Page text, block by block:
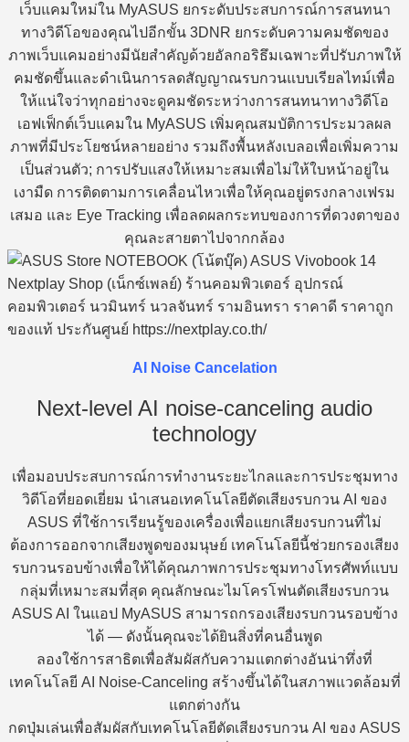
เว็บแคมใหม่ใน MyASUS ยกระดับประสบการณ์การสนทนา
ทางวิดีโอของคุณไปอีกขั้น 3DNR ยกระดับความคมชัดของ
ภาพเว็บแคมอย่างมีนัยสำคัญด้วยอัลกอริธึมเฉพาะที่ปรับภาพให้
คมชัดขึ้นและดำเนินการลดสัญญาณรบกวนแบบเรียลไทม์เพื่อ
ให้แน่ใจว่าทุกอย่างจะดูคมชัดระหว่างการสนทนาทางวิดีโอ
เอฟเฟ็กต์เว็บแคมใน MyASUS เพิ่มคุณสมบัติการประมวลผล
ภาพที่มีประโยชน์หลายอย่าง รวมถึงพื้นหลังเบลอเพื่อเพิ่มความ
เป็นส่วนตัว; การปรับแสงให้เหมาะสมเพื่อไม่ให้ใบหน้าอยู่ใน
เงามืด การติดตามการเคลื่อนไหวเพื่อให้คุณอยู่ตรงกลางเฟรม
เสมอ และ Eye Tracking เพื่อลดผลกระทบของการที่ดวงตาของ
คุณละสายตาไปจากกล้อง
AI Noise Cancelation
Next-level AI noise-canceling audio
technology
เพื่อมอบประสบการณ์การทำงานระยะไกลและการประชุมทาง
วิดีโอที่ยอดเยี่ยม นำเสนอเทคโนโลยีตัดเสียงรบกวน AI ของ
ASUS ที่ใช้การเรียนรู้ของเครื่องเพื่อแยกเสียงรบกวนที่ไม่
ต้องการออกจากเสียงพูดของมนุษย์ เทคโนโลยีนี้ช่วยกรองเสียง
รบกวนรอบข้างเพื่อให้ได้คุณภาพการประชุมทางโทรศัพท์แบบ
กลุ่มที่เหมาะสมที่สุด คุณลักษณะไมโครโฟนตัดเสียงรบกวน
ASUS AI ในแอป MyASUS สามารถกรองเสียงรบกวนรอบข้าง
ได้ — ดังนั้นคุณจะได้ยินสิ่งที่คนอื่นพูด
ลองใช้การสาธิตเพื่อสัมผัสกับความแตกต่างอันน่าทึ่งที่
เทคโนโลยี AI Noise-Canceling สร้างขึ้นได้ในสภาพแวดล้อมที่
แตกต่างกัน
กดปุ่มเล่นเพื่อสัมผัสกับเทคโนโลยีตัดเสียงรบกวน AI ของ ASUS